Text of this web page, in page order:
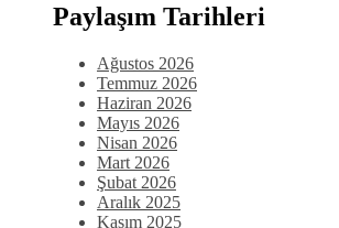
Paylaşım Tarihleri
Ağustos 2026
Temmuz 2026
Haziran 2026
Mayıs 2026
Nisan 2026
Mart 2026
Şubat 2026
Aralık 2025
Kasım 2025